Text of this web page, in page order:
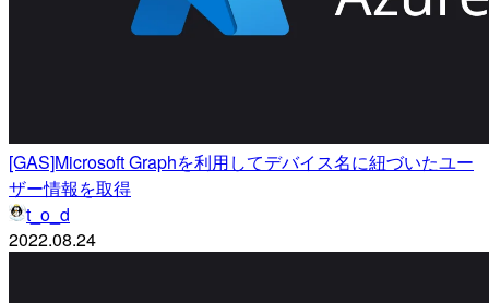
[GAS]Microsoft Graphを利用してデバイス名に紐づいたユー
ザー情報を取得
t_o_d
2022.08.24